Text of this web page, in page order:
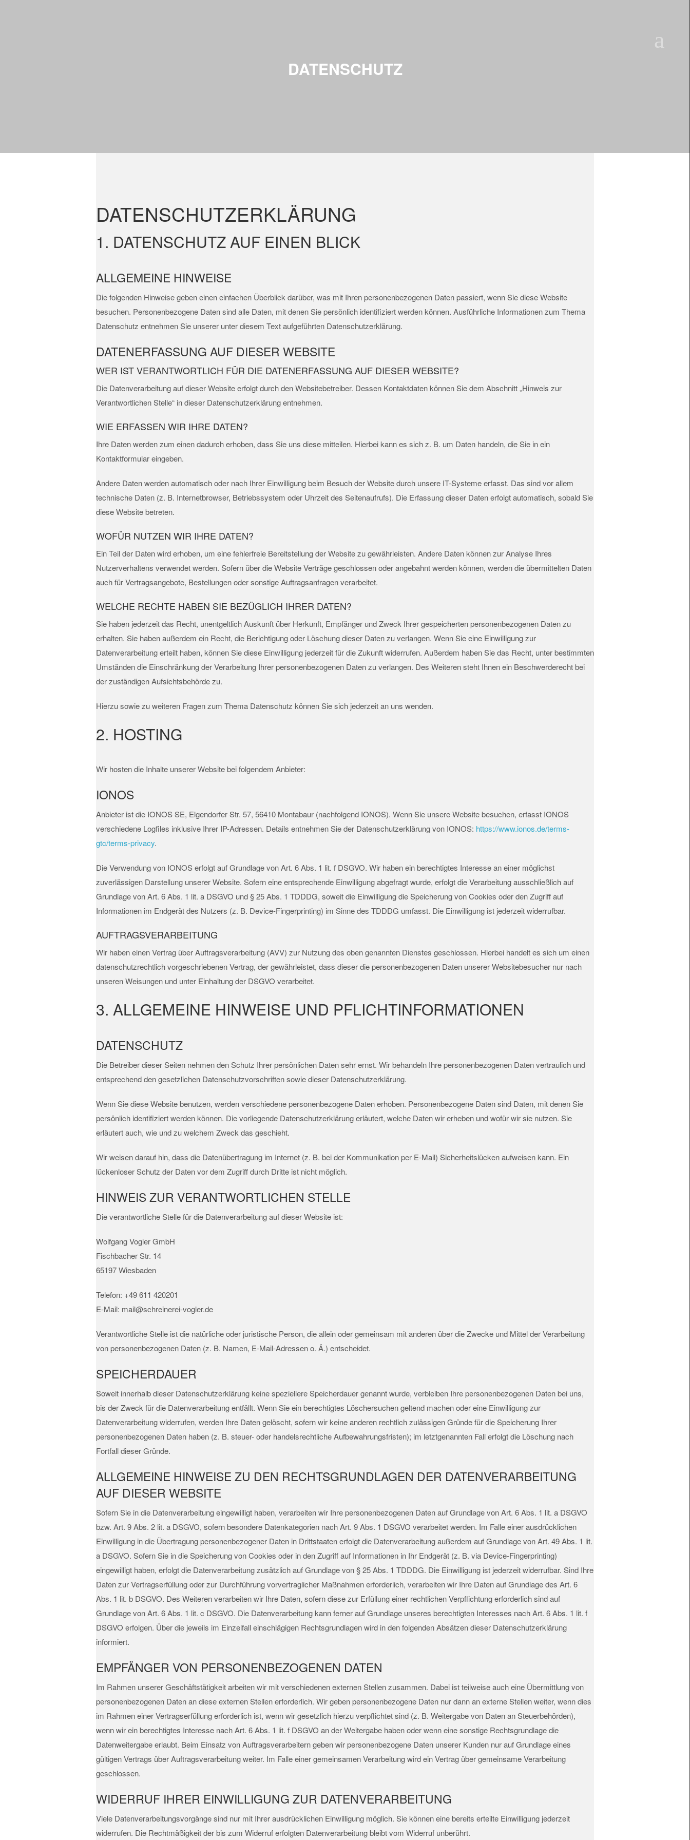
DATENSCHUTZ
DATENSCHUTZ­ERKLÄRUNG
1. DATENSCHUTZ AUF EINEN BLICK
ALLGEMEINE HINWEISE
Die folgenden Hinweise geben einen einfachen Überblick darüber, was mit Ihren personenbezogenen Daten passiert, wenn Sie diese Website
besuchen. Personenbezogene Daten sind alle Daten, mit denen Sie persönlich identifiziert werden können. Ausführliche Informationen zum Thema
Datenschutz entnehmen Sie unserer unter diesem Text aufgeführten Datenschutzerklärung.
DATENERFASSUNG AUF DIESER WEBSITE
WER IST VERANTWORTLICH FÜR DIE DATENERFASSUNG AUF DIESER WEBSITE?
Die Datenverarbeitung auf dieser Website erfolgt durch den Websitebetreiber. Dessen Kontaktdaten können Sie dem Abschnitt „Hinweis zur
Verantwortlichen Stelle“ in dieser Datenschutzerklärung entnehmen.
WIE ERFASSEN WIR IHRE DATEN?
Ihre Daten werden zum einen dadurch erhoben, dass Sie uns diese mitteilen. Hierbei kann es sich z. B. um Daten handeln, die Sie in ein
Kontaktformular eingeben.
Andere Daten werden automatisch oder nach Ihrer Einwilligung beim Besuch der Website durch unsere IT-Systeme erfasst. Das sind vor allem
technische Daten (z. B. Internetbrowser, Betriebssystem oder Uhrzeit des Seitenaufrufs). Die Erfassung dieser Daten erfolgt automatisch, sobald Sie
diese Website betreten.
WOFÜR NUTZEN WIR IHRE DATEN?
Ein Teil der Daten wird erhoben, um eine fehlerfreie Bereitstellung der Website zu gewährleisten. Andere Daten können zur Analyse Ihres
Nutzerverhaltens verwendet werden. Sofern über die Website Verträge geschlossen oder angebahnt werden können, werden die übermittelten Daten
auch für Vertragsangebote, Bestellungen oder sonstige Auftragsanfragen verarbeitet.
WELCHE RECHTE HABEN SIE BEZÜGLICH IHRER DATEN?
Sie haben jederzeit das Recht, unentgeltlich Auskunft über Herkunft, Empfänger und Zweck Ihrer gespeicherten personenbezogenen Daten zu
erhalten. Sie haben außerdem ein Recht, die Berichtigung oder Löschung dieser Daten zu verlangen. Wenn Sie eine Einwilligung zur
Datenverarbeitung erteilt haben, können Sie diese Einwilligung jederzeit für die Zukunft widerrufen. Außerdem haben Sie das Recht, unter bestimmten
Umständen die Einschränkung der Verarbeitung Ihrer personenbezogenen Daten zu verlangen. Des Weiteren steht Ihnen ein Beschwerderecht bei
der zuständigen Aufsichtsbehörde zu.
Hierzu sowie zu weiteren Fragen zum Thema Datenschutz können Sie sich jederzeit an uns wenden.
2. HOSTING
Wir hosten die Inhalte unserer Website bei folgendem Anbieter:
IONOS
Anbieter ist die IONOS SE, Elgendorfer Str. 57, 56410 Montabaur (nachfolgend IONOS). Wenn Sie unsere Website besuchen, erfasst IONOS
verschiedene Logfiles inklusive Ihrer IP-Adressen. Details entnehmen Sie der Datenschutzerklärung von IONOS: https://www.ionos.de/terms-
gtc/terms-privacy.
Die Verwendung von IONOS erfolgt auf Grundlage von Art. 6 Abs. 1 lit. f DSGVO. Wir haben ein berechtigtes Interesse an einer möglichst
zuverlässigen Darstellung unserer Website. Sofern eine entsprechende Einwilligung abgefragt wurde, erfolgt die Verarbeitung ausschließlich auf
Grundlage von Art. 6 Abs. 1 lit. a DSGVO und § 25 Abs. 1 TDDDG, soweit die Einwilligung die Speicherung von Cookies oder den Zugriff auf
Informationen im Endgerät des Nutzers (z. B. Device-Fingerprinting) im Sinne des TDDDG umfasst. Die Einwilligung ist jederzeit widerrufbar.
AUFTRAGSVERARBEITUNG
Wir haben einen Vertrag über Auftragsverarbeitung (AVV) zur Nutzung des oben genannten Dienstes geschlossen. Hierbei handelt es sich um einen
datenschutzrechtlich vorgeschriebenen Vertrag, der gewährleistet, dass dieser die personenbezogenen Daten unserer Websitebesucher nur nach
unseren Weisungen und unter Einhaltung der DSGVO verarbeitet.
3. ALLGEMEINE HINWEISE UND PFLICHT­INFORMATIONEN
DATENSCHUTZ
Die Betreiber dieser Seiten nehmen den Schutz Ihrer persönlichen Daten sehr ernst. Wir behandeln Ihre personenbezogenen Daten vertraulich und
entsprechend den gesetzlichen Datenschutzvorschriften sowie dieser Datenschutzerklärung.
Wenn Sie diese Website benutzen, werden verschiedene personenbezogene Daten erhoben. Personenbezogene Daten sind Daten, mit denen Sie
persönlich identifiziert werden können. Die vorliegende Datenschutzerklärung erläutert, welche Daten wir erheben und wofür wir sie nutzen. Sie
erläutert auch, wie und zu welchem Zweck das geschieht.
Wir weisen darauf hin, dass die Datenübertragung im Internet (z. B. bei der Kommunikation per E-Mail) Sicherheitslücken aufweisen kann. Ein
lückenloser Schutz der Daten vor dem Zugriff durch Dritte ist nicht möglich.
HINWEIS ZUR VERANTWORTLICHEN STELLE
Die verantwortliche Stelle für die Datenverarbeitung auf dieser Website ist:
Wolfgang Vogler GmbH
Fischbacher Str. 14
65197 Wiesbaden
Telefon: +49 611 420201
E-Mail: mail@schreinerei-vogler.de
Verantwortliche Stelle ist die natürliche oder juristische Person, die allein oder gemeinsam mit anderen über die Zwecke und Mittel der Verarbeitung
von personenbezogenen Daten (z. B. Namen, E-Mail-Adressen o. Ä.) entscheidet.
SPEICHERDAUER
Soweit innerhalb dieser Datenschutzerklärung keine speziellere Speicherdauer genannt wurde, verbleiben Ihre personenbezogenen Daten bei uns,
bis der Zweck für die Datenverarbeitung entfällt. Wenn Sie ein berechtigtes Löschersuchen geltend machen oder eine Einwilligung zur
Datenverarbeitung widerrufen, werden Ihre Daten gelöscht, sofern wir keine anderen rechtlich zulässigen Gründe für die Speicherung Ihrer
personenbezogenen Daten haben (z. B. steuer- oder handelsrechtliche Aufbewahrungsfristen); im letztgenannten Fall erfolgt die Löschung nach
Fortfall dieser Gründe.
ALLGEMEINE HINWEISE ZU DEN RECHTSGRUNDLAGEN DER DATENVERARBEITUNG
AUF DIESER WEBSITE
Sofern Sie in die Datenverarbeitung eingewilligt haben, verarbeiten wir Ihre personenbezogenen Daten auf Grundlage von Art. 6 Abs. 1 lit. a DSGVO
bzw. Art. 9 Abs. 2 lit. a DSGVO, sofern besondere Datenkategorien nach Art. 9 Abs. 1 DSGVO verarbeitet werden. Im Falle einer ausdrücklichen
Einwilligung in die Übertragung personenbezogener Daten in Drittstaaten erfolgt die Datenverarbeitung außerdem auf Grundlage von Art. 49 Abs. 1 lit.
a DSGVO. Sofern Sie in die Speicherung von Cookies oder in den Zugriff auf Informationen in Ihr Endgerät (z. B. via Device-Fingerprinting)
eingewilligt haben, erfolgt die Datenverarbeitung zusätzlich auf Grundlage von § 25 Abs. 1 TDDDG. Die Einwilligung ist jederzeit widerrufbar. Sind Ihre
Daten zur Vertragserfüllung oder zur Durchführung vorvertraglicher Maßnahmen erforderlich, verarbeiten wir Ihre Daten auf Grundlage des Art. 6
Abs. 1 lit. b DSGVO. Des Weiteren verarbeiten wir Ihre Daten, sofern diese zur Erfüllung einer rechtlichen Verpflichtung erforderlich sind auf
Grundlage von Art. 6 Abs. 1 lit. c DSGVO. Die Datenverarbeitung kann ferner auf Grundlage unseres berechtigten Interesses nach Art. 6 Abs. 1 lit. f
DSGVO erfolgen. Über die jeweils im Einzelfall einschlägigen Rechtsgrundlagen wird in den folgenden Absätzen dieser Datenschutzerklärung
informiert.
EMPFÄNGER VON PERSONENBEZOGENEN DATEN
Im Rahmen unserer Geschäftstätigkeit arbeiten wir mit verschiedenen externen Stellen zusammen. Dabei ist teilweise auch eine Übermittlung von
personenbezogenen Daten an diese externen Stellen erforderlich. Wir geben personenbezogene Daten nur dann an externe Stellen weiter, wenn dies
im Rahmen einer Vertragserfüllung erforderlich ist, wenn wir gesetzlich hierzu verpflichtet sind (z. B. Weitergabe von Daten an Steuerbehörden),
wenn wir ein berechtigtes Interesse nach Art. 6 Abs. 1 lit. f DSGVO an der Weitergabe haben oder wenn eine sonstige Rechtsgrundlage die
Datenweitergabe erlaubt. Beim Einsatz von Auftragsverarbeitern geben wir personenbezogene Daten unserer Kunden nur auf Grundlage eines
gültigen Vertrags über Auftragsverarbeitung weiter. Im Falle einer gemeinsamen Verarbeitung wird ein Vertrag über gemeinsame Verarbeitung
geschlossen.
WIDERRUF IHRER EINWILLIGUNG ZUR DATENVERARBEITUNG
Viele Datenverarbeitungsvorgänge sind nur mit Ihrer ausdrücklichen Einwilligung möglich. Sie können eine bereits erteilte Einwilligung jederzeit
widerrufen. Die Rechtmäßigkeit der bis zum Widerruf erfolgten Datenverarbeitung bleibt vom Widerruf unberührt.